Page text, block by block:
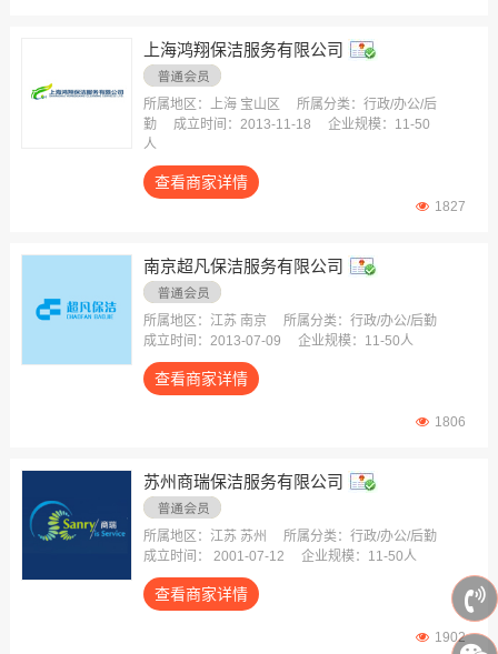
工作服/职业服
车辆维护/检修
上海鸿翔保洁服务有限公司
所属地区：上海 宝山区
所属分类：行政/办公/后
勤
成立时间：2013-11-18
企业规模：11-50
人
查看商家详情
1827
南京超凡保洁服务有限公司
所属地区：江苏 南京
所属分类：行政/办公/后勤
成立时间：2013-07-09
企业规模：11-50人
查看商家详情
1806
苏州商瑞保洁服务有限公司
所属地区：江苏 苏州
所属分类：行政/办公/后勤
成立时间： 2001-07-12
企业规模：11-50人
查看商家详情
1902